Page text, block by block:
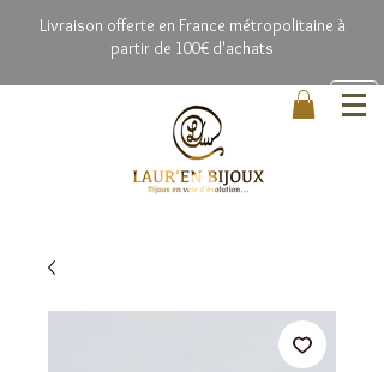
Livraison offerte en France métropolitaine à
partir de 100€ d'achats